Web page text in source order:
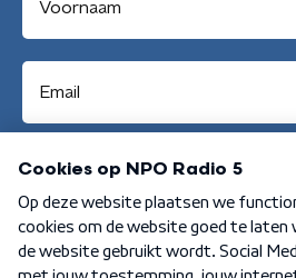
Aanmelden
Algemene voorwaarden